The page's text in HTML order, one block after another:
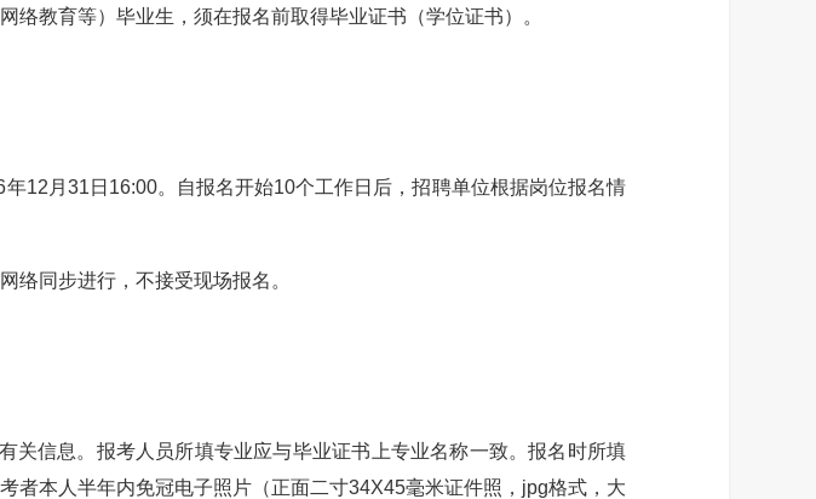
教育等）毕业生，须在报名前取得毕业证书（学位证书）。
月31日16:00。自报名开始10个工作日后，招聘单位根据岗位报名情
同步进行，不接受现场报名。
信息。报考人员所填专业应与毕业证书上专业名称一致。报名时所填
者本人半年内免冠电子照片（正面二寸34X45毫米证件照，jpg格式，大